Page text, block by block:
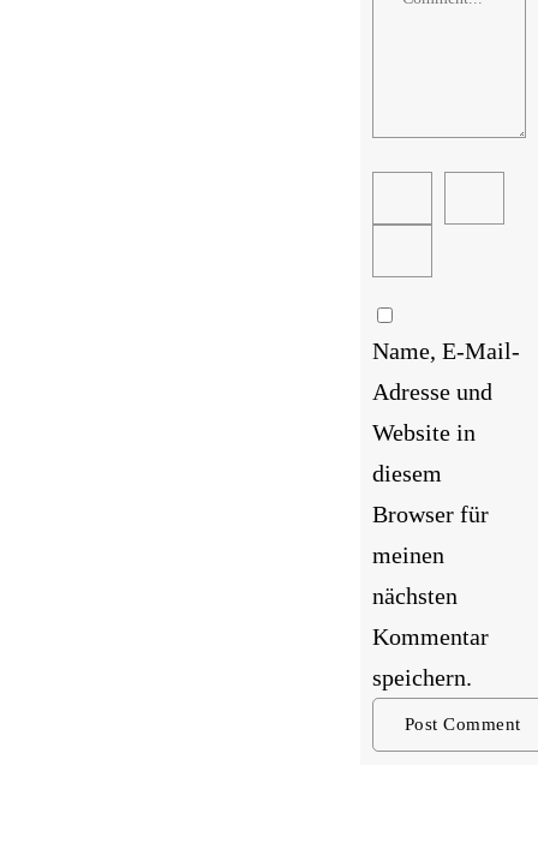
Name, E-Mail-
Adresse und
Website in
diesem
Browser für
meinen
nächsten
Kommentar
speichern.